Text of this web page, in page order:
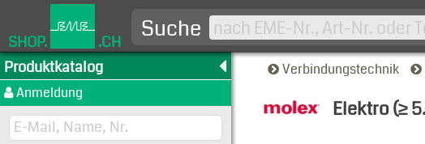
SHOP. .CH Suche
Produktkatalog
Anmeldung
Verbindungstechnik
Elektro (≥